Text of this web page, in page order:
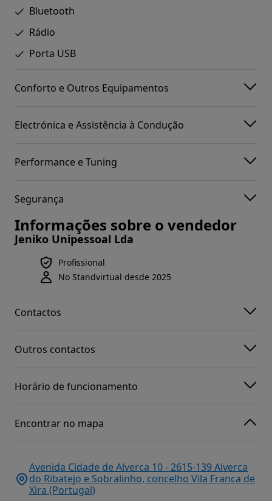
Bluetooth
Rádio
Porta USB
Conforto e Outros Equipamentos
Electrónica e Assistência à Condução
Performance e Tuning
Segurança
Informações sobre o vendedor
Jeniko Unipessoal Lda
Profissional
No Standvirtual desde 2025
Contactos
Outros contactos
Horário de funcionamento
Encontrar no mapa
Avenida Cidade de Alverca 10 - 2615-139 Alverca
do Ribatejo e Sobralinho, concelho Vila Franca de
Xira (Portugal)